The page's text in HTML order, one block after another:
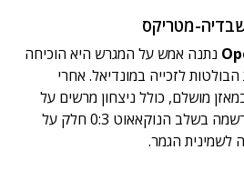
נתנה אמש על המגרש היא הוכיחה
לזכייה במונדיאל. אחרי
מושלם, כולל ניצחון מרשים על
הנוקאאוט 0:3 חלק על
לשמינית הגמר.